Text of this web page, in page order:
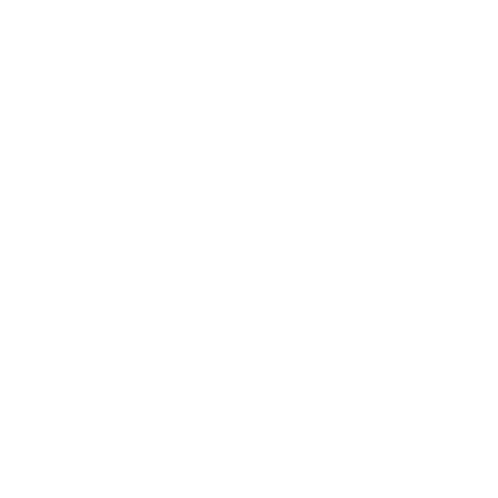
Financieras Interbancarias Mundiales"), una red
por letras y números. El BIC es necesario para
casos, optan tener un código SWIFT específico para
XXX, se refiere a la sede bancaria central. Si no, se
la cuenta de su destinatario y anular el pago.
y pedir que se anule la transferencia.